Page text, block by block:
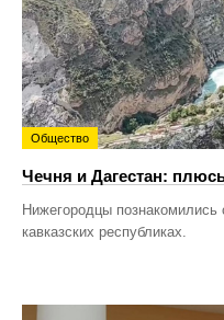
Общество
Чечня и Дагестан:
Нижегородцы познакомились
кавказских республиках.